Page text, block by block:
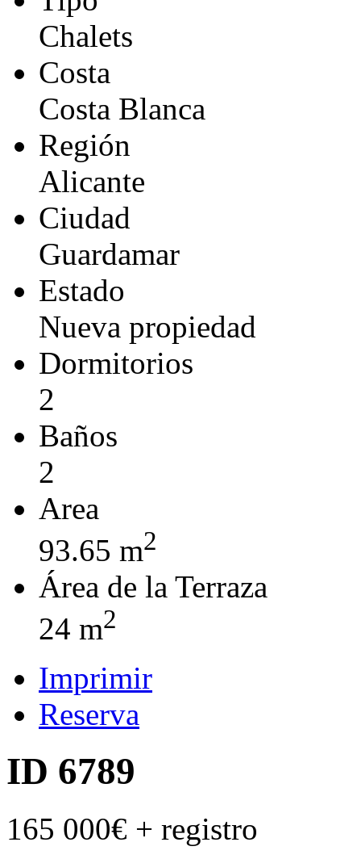
Chalets
Costa
Costa Blanca
Región
Alicante
Ciudad
Guardamar
Estado
Nueva propiedad
Dormitorios
2
Baños
2
Area
93.65 m2
Área de la Terraza
24 m2
Imprimir
Reserva
ID 6789
165 000€ + registro